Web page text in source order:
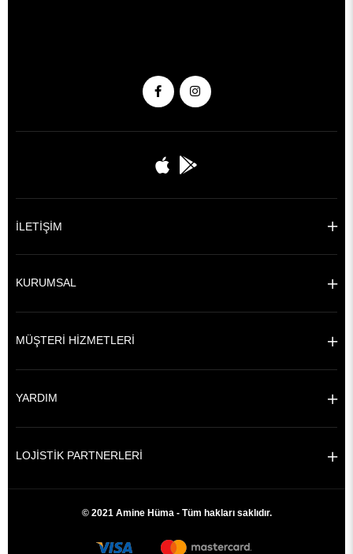
İLETİŞİM
KURUMSAL
MÜŞTERİ HİZMETLERİ
YARDIM
LOJİSTİK PARTNERLERİ
© 2021 Amine Hüma - Tüm hakları saklıdır.